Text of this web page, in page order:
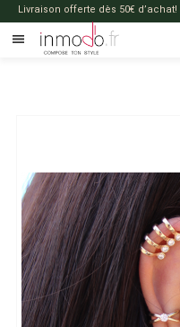
Livraison offerte dès 50€ d’achat!